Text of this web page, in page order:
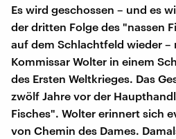
Es wird geschossen – und es
der dritten Folge des "nassen
auf dem Schlachtfeld wieder –
Kommissar Wolter in einem
des Ersten Weltkrieges. Das
zwölf Jahre vor der
Fisches". Wolter erinnert sich
von Chemin des Dames.